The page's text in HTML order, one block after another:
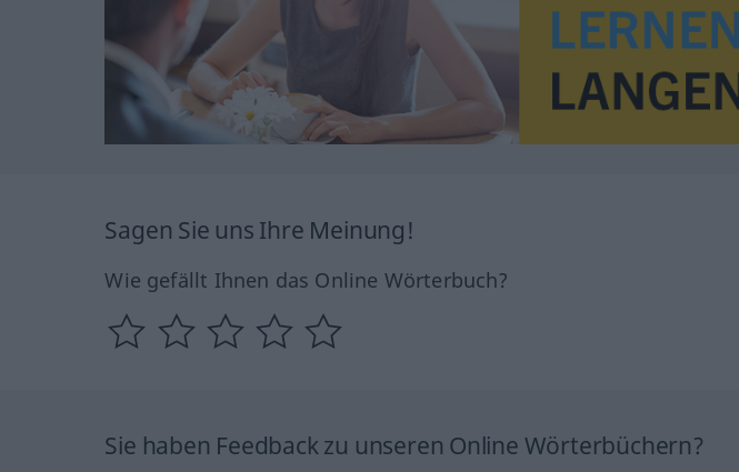
Sagen Sie uns Ihre Meinung!
Wie gefällt Ihnen das Online Wörterbuch?
Sie haben Feedback zu unseren Online Wörterbüchern?